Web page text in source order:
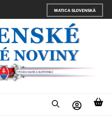
MATICA SLOVENSKÁ